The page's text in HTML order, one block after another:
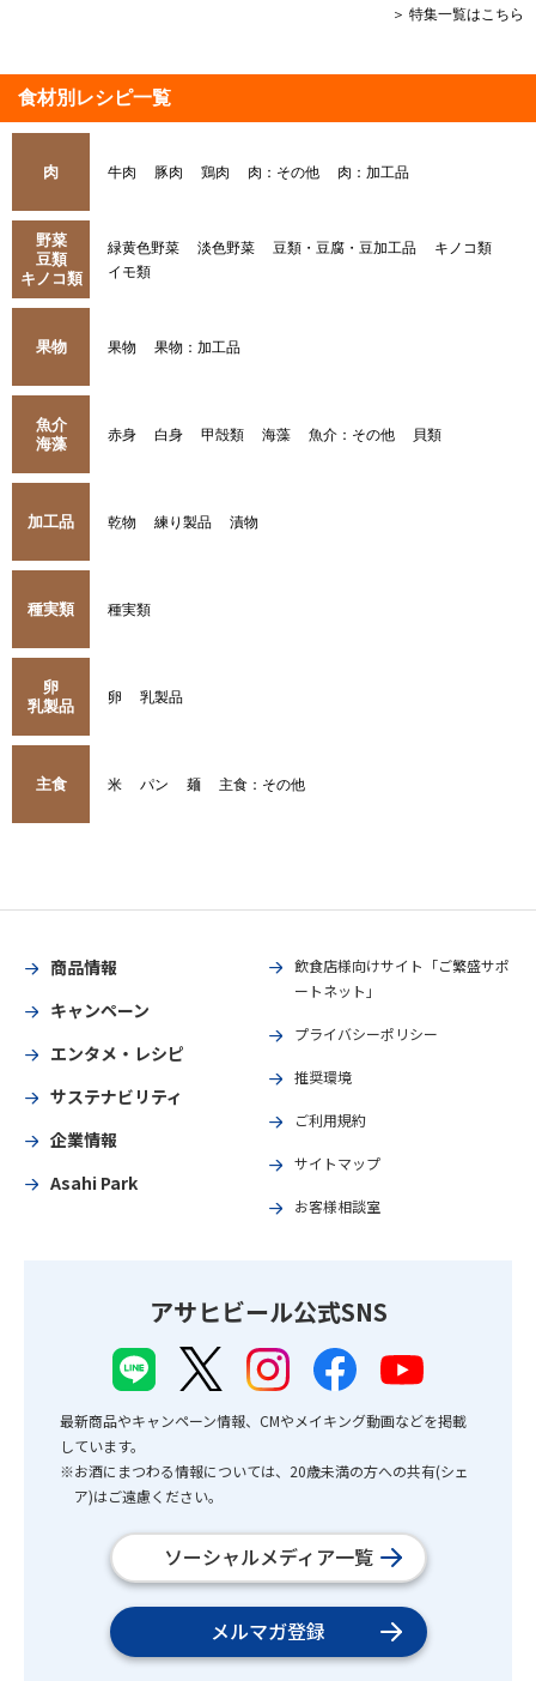
＞ 特集一覧はこちら
食材別レシピ一覧
肉 牛肉 豚肉 鶏肉 肉：その他 肉：加工品
野菜
豆類
キノコ類
緑黄色野菜 淡色野菜 豆類・豆腐・豆加工品
キノコ類
イモ類
果物 果物 果物：加工品
魚介
海藻
赤身 白身 甲殻類 海藻 魚介：その他 貝類
加工品 乾物 練り製品 漬物
種実類 種実類
卵
乳製品
卵 乳製品
主食 米 パン 麺 主食：その他
商品情報
キャンペーン
エンタメ・レシピ
サステナビリティ
企業情報
Asahi Park
飲食店様向けサイト「ご繁盛サポ
ートネット」
プライバシーポリシー
推奨環境
ご利用規約
サイトマップ
お客様相談室
アサヒビール公式SNS
最新商品やキャンペーン情報、CMやメイキング動画などを掲載
しています。
※お酒にまつわる情報については、20歳未満の方への共有(シェ
ア)はご遠慮ください。
ソーシャルメディア一覧
メルマガ登録